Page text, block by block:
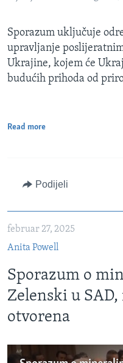
Sporazum uključuje
upravljanje
Ukrajine, kojem će
budućih prihoda od
Read more
Podijeli
februar 27, 2025
Anita Powell
Sporazum o
Zelenski u
otvorena